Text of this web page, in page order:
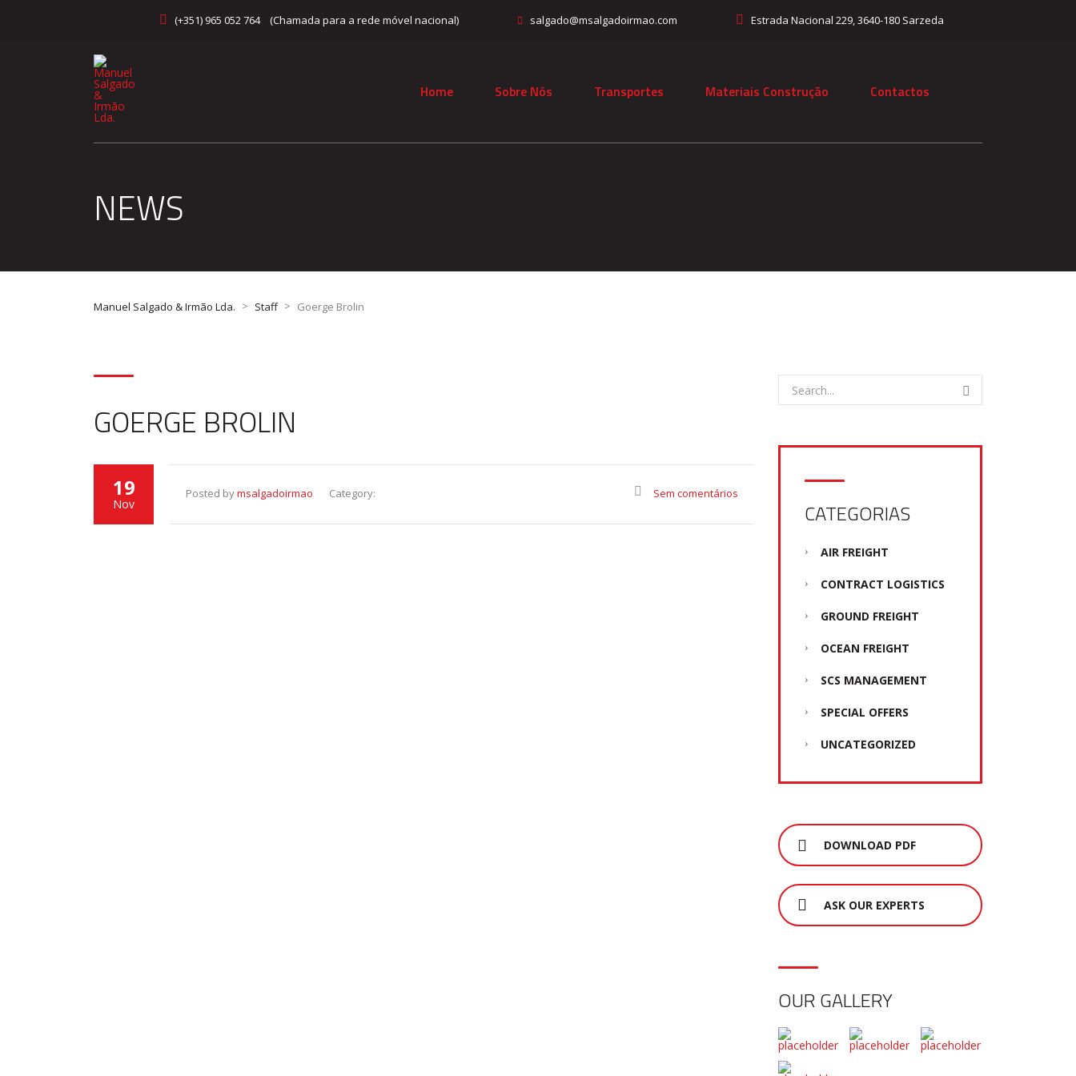
(+351) 965 052 764 (Chamada para a rede móvel nacional) salgado@msalgadoirmao.com Estrada Nacional 229, 3640-180 Sarzeda
Home Sobre Nós Transportes Materiais Construção Contactos
NEWS
Manuel Salgado & Irmão Lda. > Staff > Goerge Brolin
GOERGE BROLIN
19
Nov
Posted bymsalgadoirmao Category: Sem comentários
CATEGORIAS
AIR FREIGHT
CONTRACT LOGISTICS
GROUND FREIGHT
OCEAN FREIGHT
SCS MANAGEMENT
SPECIAL OFFERS
UNCATEGORIZED
DOWNLOAD PDF
ASK OUR EXPERTS
OUR GALLERY